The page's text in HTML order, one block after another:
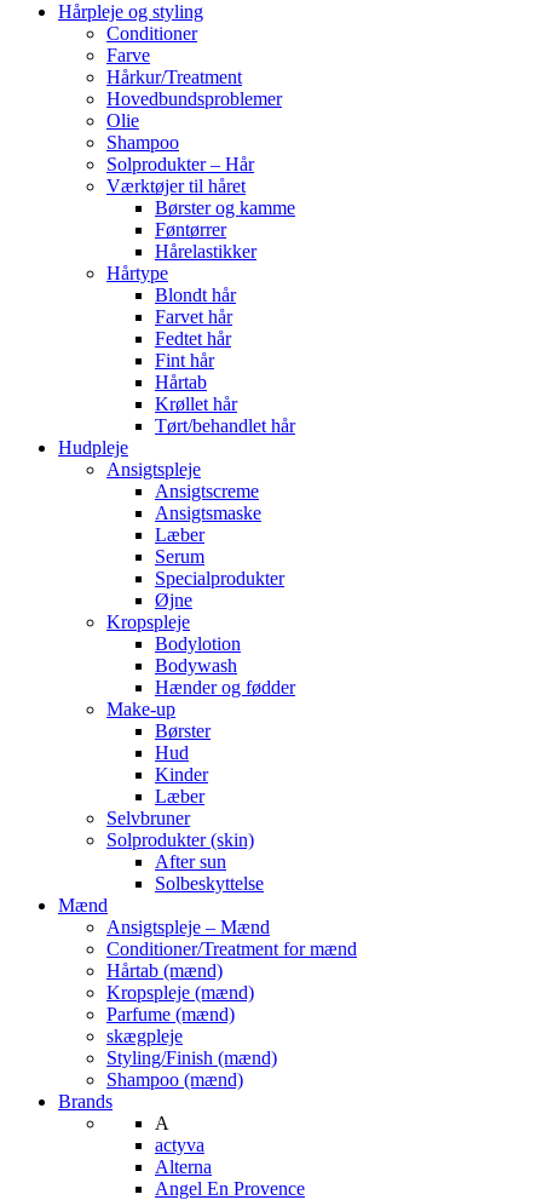
Hårpleje og styling
Conditioner
Farve
Hårkur/Treatment
Hovedbundsproblemer
Olie
Shampoo
Solprodukter – Hår
Værktøjer til håret
Børster og kamme
Føntørrer
Hårelastikker
Hårtype
Blondt hår
Farvet hår
Fedtet hår
Fint hår
Hårtab
Krøllet hår
Tørt/behandlet hår
Hudpleje
Ansigtspleje
Ansigtscreme
Ansigtsmaske
Læber
Serum
Specialprodukter
Øjne
Kropspleje
Bodylotion
Bodywash
Hænder og fødder
Make-up
Børster
Hud
Kinder
Læber
Selvbruner
Solprodukter (skin)
After sun
Solbeskyttelse
Mænd
Ansigtspleje – Mænd
Conditioner/Treatment for mænd
Hårtab (mænd)
Kropspleje (mænd)
Parfume (mænd)
skægpleje
Styling/Finish (mænd)
Shampoo (mænd)
Brands
A
actyva
Alterna
Angel En Provence